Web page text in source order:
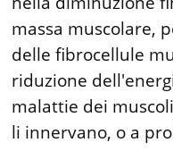
massa muscolare,
delle fibrocellule
riduzione
malattie dei
li innervano, o a